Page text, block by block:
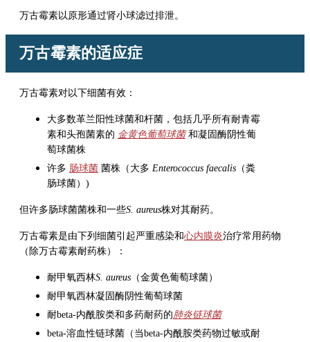
万古霉素以原形通过肾小球滤过排泄。
万古霉素的适应症
万古霉素对以下细菌有效：
大多数革兰阳性球菌和杆菌，包括几乎所有耐青霉
素和头孢菌素的 金黄色葡萄球菌和凝固酶阴性葡
萄球菌株
许多 肠球菌 菌株（大多 Enterococcus faecalis （粪
肠球菌）)
但许多肠球菌菌株和一些S. aureus株对其耐药。
万古霉素是由下列细菌引起严重感染和心内膜炎治疗常用药物
（除万古霉素耐药株）：
耐甲氧西林S. aureus （金黄色葡萄球菌）
耐甲氧西林凝固酶阴性葡萄球菌
耐beta-内酰胺类和多药耐药的 肺炎链球菌
beta-溶血性链球菌（当beta-内酰胺类药物过敏或耐